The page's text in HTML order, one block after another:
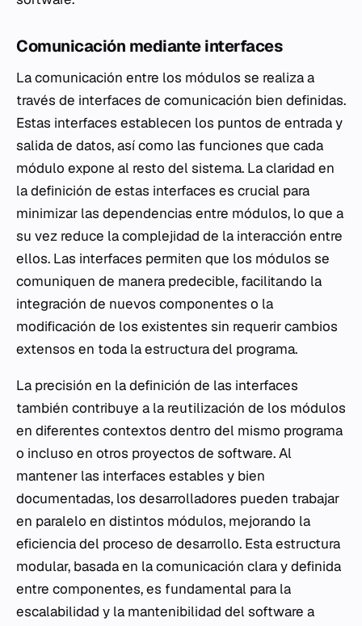
Comunicación mediante interfaces
La comunicación entre los módulos se realiza a
través de interfaces de comunicación bien definidas.
Estas interfaces establecen los puntos de entrada y
salida de datos, así como las funciones que cada
módulo expone al resto del sistema. La claridad en
la definición de estas interfaces es crucial para
minimizar las dependencias entre módulos, lo que a
su vez reduce la complejidad de la interacción entre
ellos. Las interfaces permiten que los módulos se
comuniquen de manera predecible, facilitando la
integración de nuevos componentes o la
modificación de los existentes sin requerir cambios
extensos en toda la estructura del programa.
La precisión en la definición de las interfaces
también contribuye a la reutilización de los módulos
en diferentes contextos dentro del mismo programa
o incluso en otros proyectos de software. Al
mantener las interfaces estables y bien
documentadas, los desarrolladores pueden trabajar
en paralelo en distintos módulos, mejorando la
eficiencia del proceso de desarrollo. Esta estructura
modular, basada en la comunicación clara y definida
entre componentes, es fundamental para la
escalabilidad y la mantenibilidad del software a